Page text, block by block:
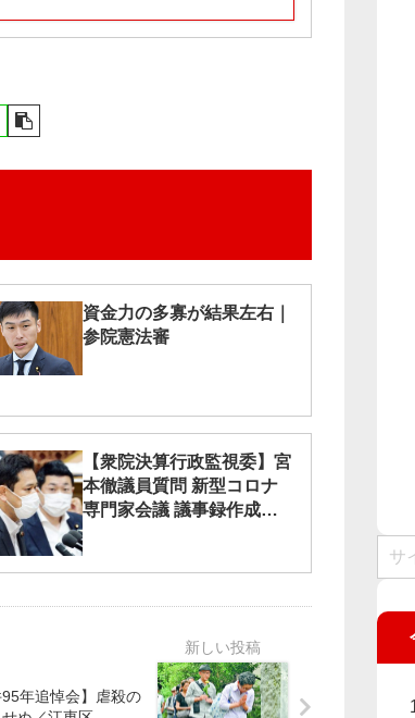
資金力の多寡が結果左右｜
参院憲法審
【衆院決算行政監視委】宮
本徹議員質問 新型コロナ
専門家会議 議事録作成公
開を要求／菅官房長官「止
める立場ない」
95年追悼会】虐殺の